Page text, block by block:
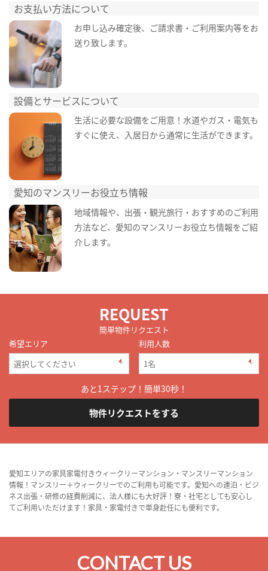
お支払い方法について
お申し込み確定後、ご請求書・ご利用案内等をお
送り致します。
設備とサービスについて
生活に必要な設備をご用意！水道やガス・電気も
すぐに使え、入居日から通常に生活ができます。
愛知のマンスリーお役立ち情報
地域情報や、出張・観光旅行・おすすめのご利用
方法など、愛知のマンスリーお役立ち情報をご紹
介します。
REQUEST
簡単物件リクエスト
希望エリア
利用人数
あと1ステップ！簡単30秒！
物件リクエストをする
愛知エリアの家具家電付きウィークリーマンション・マンスリーマンション
情報！マンスリー＋ウィークリーでのご利用も可能です。愛知への連泊・ビジ
ネス出張・研修の経費削減に、法人様にも大好評！寮・社宅としても安心し
てご利用いただけます！家具・家電付きで単身赴任にも便利です。
CONTACT US